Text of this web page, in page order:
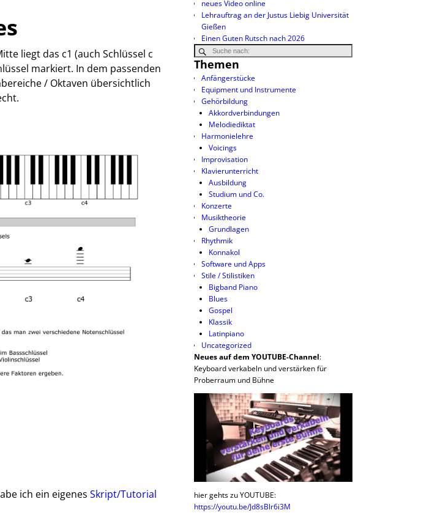
liegt das c1 (auch Schlüssel c
markiert. In dem passenden
/ Oktaven übersichtlich
ich ein eigenes Skript/Tutorial
neues Video online
Lehrauftrag an der Justus Liebig Universität
Gießen
Einen Guten Rutsch nach 2026
Themen
Anfängerstücke
Equipment und Instrumente
Gehörbildung
Akkordverbindungen
Melodiediktat
Harmonielehre
Voicings
Improvisation
Klavierunterricht
Ausbildung
Studium und Co.
Konzerte
Musiktheorie
Grundlagen
Rhythmik
Konnakol
Software und Apps
Stile / Stilistiken
Bigband Piano
Blues
Gospel
Klassik
Latinpiano
Uncategorized
Neues auf dem YOUTUBE-Channel:
Keyboard verkabeln und verstärken für
Proberraum und Bühne
hier gehts zu YOUTUBE:
https://youtu.be/Jd8sBlr6i3M